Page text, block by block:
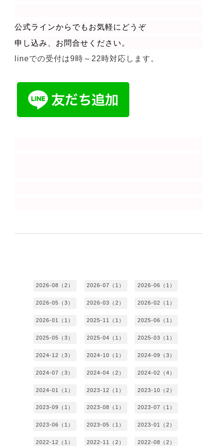
公式ラインからでもお気軽にどうぞ
申し込み、お問合せください。
lineでの受付は9時～22時対応します。
2026-08（2） 2026-07（1） 2026-06（1）
2026-05（3） 2026-03（2） 2026-02（1）
2026-01（1） 2025-11（1） 2025-06（1）
2025-05（3） 2025-04（1） 2025-03（1）
2024-12（3） 2024-10（1） 2024-09（3）
2024-07（3） 2024-04（2） 2024-02（4）
2024-01（1） 2023-12（1） 2023-10（2）
2023-09（1） 2023-08（1） 2023-07（1）
2023-06（1） 2023-05（1） 2023-01（2）
2022-12（1） 2022-11（2） 2022-08（2）